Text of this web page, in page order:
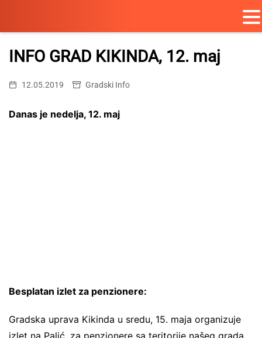
Skip
content
INFO GRAD KIKINDA, 12. maj
12.05.2019 Gradski Info
Danas je nedelja, 12. maj
Besplatan izlet za penzionere:
Gradska uprava Kikinda u sredu, 15. maja organizuje